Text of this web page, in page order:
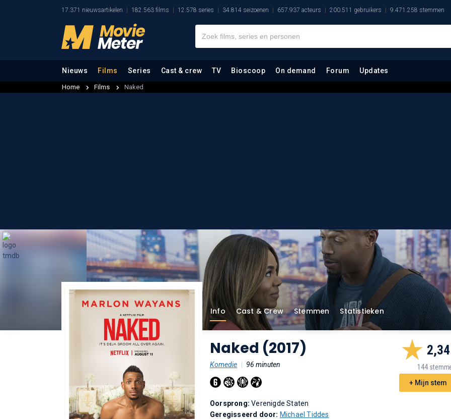
17.371 nieuwsartikelen 182.563 films 12.578 series 34.814 seizoenen 657.937 acteurs 200.511 gebruikers 9.471.258 stemmen
Nieuws Films Series Cast & crew TV Bioscoop On demand Forum Updates
Home Films Naked
Info Cast & Crew Stemmen Statistieken
Naked (2017)
Komedie 96 minuten
2,34
144
+ Mijn stem
Oorsprong:Verenigde Staten
Geregisseerd door: Michael Tiddes